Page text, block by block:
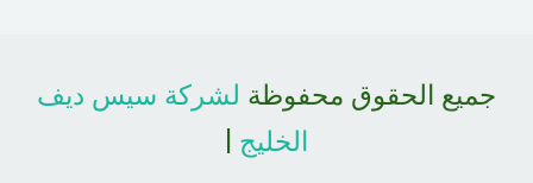
جميع الحقوق محفوظة لشركة سيس ديف
الخليج |